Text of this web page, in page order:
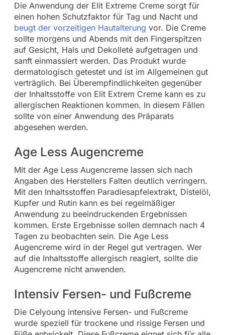
Die Anwendung der Elit Extreme Creme sorgt für
einen hohen Schutzfaktor für Tag und Nacht und
beugt der vorzeitigen Hautalterung vor. Die Creme
sollte morgens und Abends mit den Fingerspitzen
auf Gesicht, Hals und Dekolleté aufgetragen und
sanft einmassiert werden. Das Produkt wurde
dermatologisch getestet und ist im Allgemeinen gut
verträglich. Bei Überempfindlichkeiten gegenüber
der Inhaltsstoffe von Elit Extrem Creme kann es zu
allergischen Reaktionen kommen. In diesem Fällen
sollte von einer Anwendung des Präparats
abgesehen werden.
Age Less Augencreme
Mit der Age Less Augencreme lassen sich nach
Angaben des Herstellers Falten deutlich verringern.
Mit den Inhaltsstoffen Paradiesapfelextrakt, Distelöl,
Kupfer und Rutin kann es bei regelmäßiger
Anwendung zu beeindruckenden Ergebnissen
kommen. Erste Ergebnisse sollen demnach nach 4
Tagen zu beobachten sein. Die Age Less
Augencreme wird in der Regel gut vertragen. Wer
auf die Inhaltsstoffe allergisch reagiert, sollte die
Augencreme nicht anwenden.
Intensiv Fersen- und Fußcreme
Die Celyoung intensive Fersen- und Fußcreme
wurde speziell für trockene und rissige Fersen und